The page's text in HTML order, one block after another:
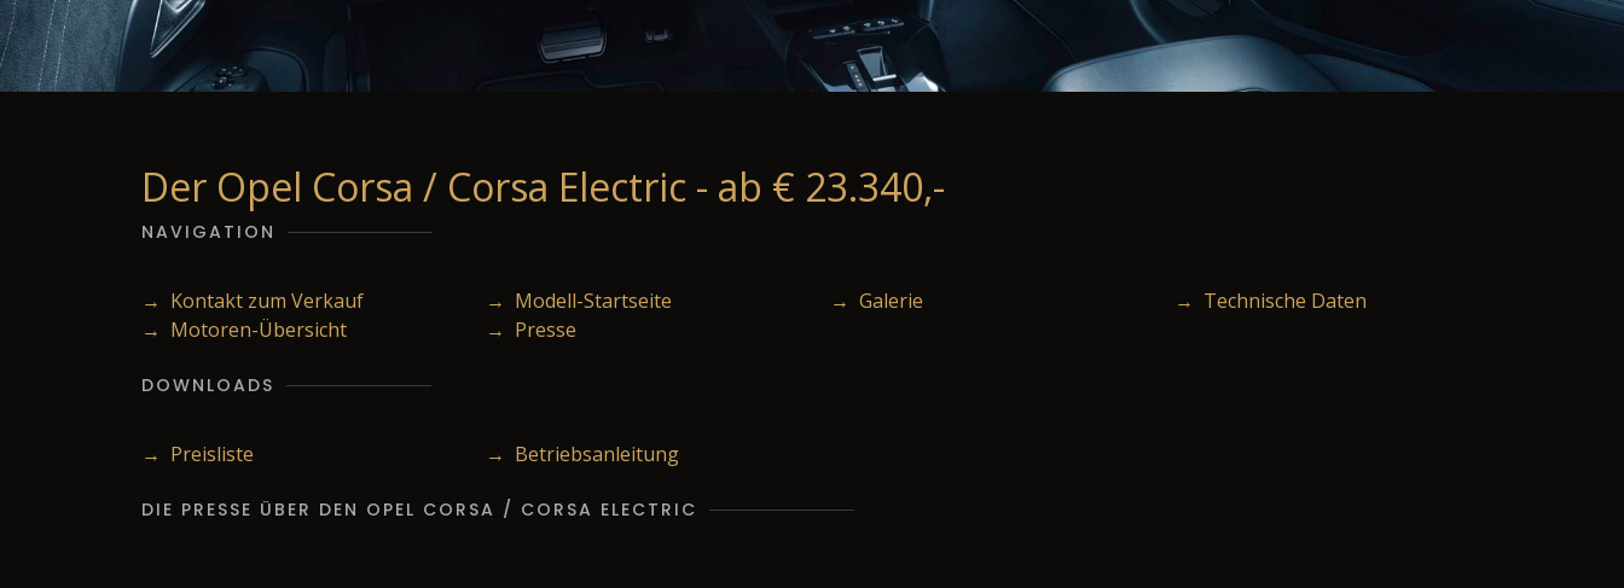
Der Opel Corsa / Corsa Electric - ab € 23.340,-
NAVIGATION
→ Kontakt zum Verkauf → Modell-Startseite → Galerie
→ Technische Daten
→ Motoren-Übersicht
→ Presse
DOWNLOADS
→ Preisliste → Betriebsanleitung
DIE PRESSE ÜBER DEN OPEL CORSA / CORSA ELECTRIC